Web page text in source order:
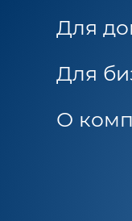
Для
Для
О